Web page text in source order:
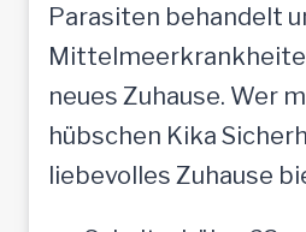
Parasiten behandelt
neues Zuhause. Wer
hübschen Kika
liebevolles Zuhause